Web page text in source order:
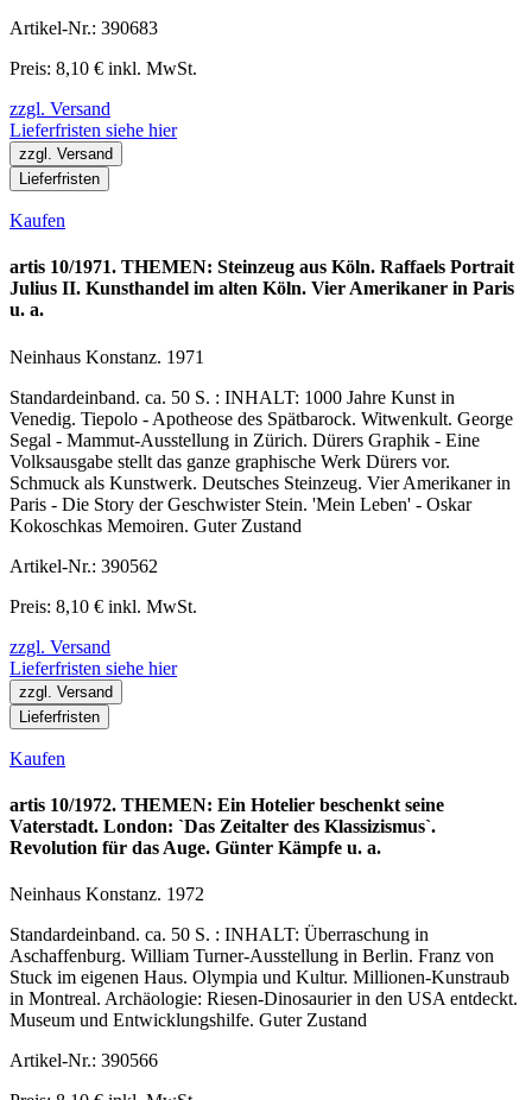
Artikel-Nr.: 390683
Preis: 8,10 € inkl. MwSt.
zzgl. Versand
Lieferfristen siehe hier
zzgl. Versand
Lieferfristen
Kaufen
artis 10/1971. THEMEN: Steinzeug aus Köln. Raffaels Portrait
Julius II. Kunsthandel im alten Köln. Vier Amerikaner in Paris
u. a.
Neinhaus Konstanz. 1971
Standardeinband. ca. 50 S. : INHALT: 1000 Jahre Kunst in
Venedig. Tiepolo - Apotheose des Spätbarock. Witwenkult. George
Segal - Mammut-Ausstellung in Zürich. Dürers Graphik - Eine
Volksausgabe stellt das ganze graphische Werk Dürers vor.
Schmuck als Kunstwerk. Deutsches Steinzeug. Vier Amerikaner in
Paris - Die Story der Geschwister Stein. 'Mein Leben' - Oskar
Kokoschkas Memoiren. Guter Zustand
Artikel-Nr.: 390562
Preis: 8,10 € inkl. MwSt.
zzgl. Versand
Lieferfristen siehe hier
zzgl. Versand
Lieferfristen
Kaufen
artis 10/1972. THEMEN: Ein Hotelier beschenkt seine
Vaterstadt. London: `Das Zeitalter des Klassizismus`.
Revolution für das Auge. Günter Kämpfe u. a.
Neinhaus Konstanz. 1972
Standardeinband. ca. 50 S. : INHALT: Überraschung in
Aschaffenburg. William Turner-Ausstellung in Berlin. Franz von
Stuck im eigenen Haus. Olympia und Kultur. Millionen-Kunstraub
in Montreal. Archäologie: Riesen-Dinosaurier in den USA entdeckt.
Museum und Entwicklungshilfe. Guter Zustand
Artikel-Nr.: 390566